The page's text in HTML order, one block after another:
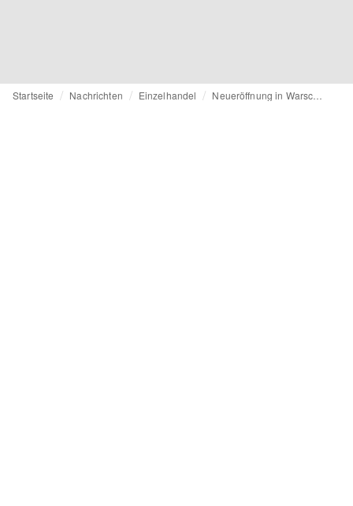
Startseite Nachrichten Einzelhandel